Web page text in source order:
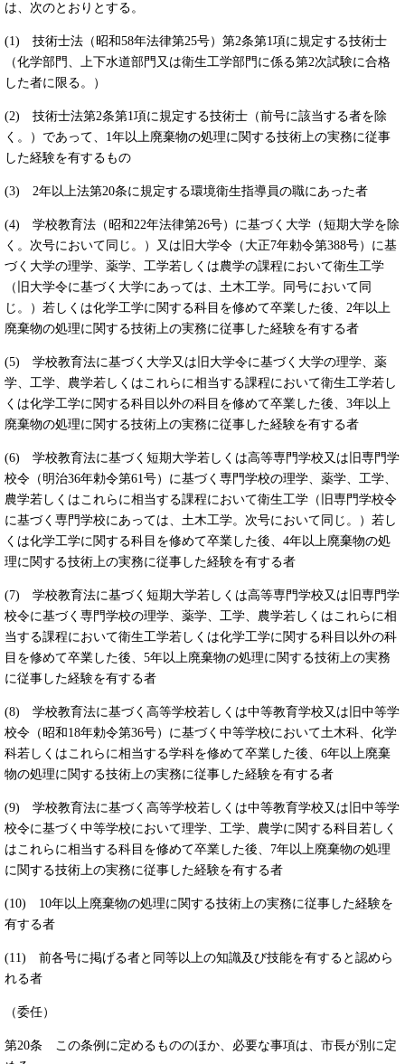
は、次のとおりとする。
(1) 技術士法（昭和58年法律第25号）第2条第1項に規定する技術士
（化学部門、上下水道部門又は衛生工学部門に係る第2次試験に合格
した者に限る。）
(2) 技術士法第2条第1項に規定する技術士（前号に該当する者を除
く。）であって、1年以上廃棄物の処理に関する技術上の実務に従事
した経験を有するもの
(3) 2年以上法第20条に規定する環境衛生指導員の職にあった者
(4) 学校教育法（昭和22年法律第26号）に基づく大学（短期大学を除
く。次号において同じ。）又は旧大学令（大正7年勅令第388号）に基
づく大学の理学、薬学、工学若しくは農学の課程において衛生工学
（旧大学令に基づく大学にあっては、土木工学。同号において同
じ。）若しくは化学工学に関する科目を修めて卒業した後、2年以上
廃棄物の処理に関する技術上の実務に従事した経験を有する者
(5) 学校教育法に基づく大学又は旧大学令に基づく大学の理学、薬
学、工学、農学若しくはこれらに相当する課程において衛生工学若し
くは化学工学に関する科目以外の科目を修めて卒業した後、3年以上
廃棄物の処理に関する技術上の実務に従事した経験を有する者
(6) 学校教育法に基づく短期大学若しくは高等専門学校又は旧専門学
校令（明治36年勅令第61号）に基づく専門学校の理学、薬学、工学、
農学若しくはこれらに相当する課程において衛生工学（旧専門学校令
に基づく専門学校にあっては、土木工学。次号において同じ。）若し
くは化学工学に関する科目を修めて卒業した後、4年以上廃棄物の処
理に関する技術上の実務に従事した経験を有する者
(7) 学校教育法に基づく短期大学若しくは高等専門学校又は旧専門学
校令に基づく専門学校の理学、薬学、工学、農学若しくはこれらに相
当する課程において衛生工学若しくは化学工学に関する科目以外の科
目を修めて卒業した後、5年以上廃棄物の処理に関する技術上の実務
に従事した経験を有する者
(8) 学校教育法に基づく高等学校若しくは中等教育学校又は旧中等学
校令（昭和18年勅令第36号）に基づく中等学校において土木科、化学
科若しくはこれらに相当する学科を修めて卒業した後、6年以上廃棄
物の処理に関する技術上の実務に従事した経験を有する者
(9) 学校教育法に基づく高等学校若しくは中等教育学校又は旧中等学
校令に基づく中等学校において理学、工学、農学に関する科目若しく
はこれらに相当する科目を修めて卒業した後、7年以上廃棄物の処理
に関する技術上の実務に従事した経験を有する者
(10) 10年以上廃棄物の処理に関する技術上の実務に従事した経験を
有する者
(11) 前各号に掲げる者と同等以上の知識及び技能を有すると認めら
れる者
（委任）
第20条 この条例に定めるもののほか、必要な事項は、市長が別に定